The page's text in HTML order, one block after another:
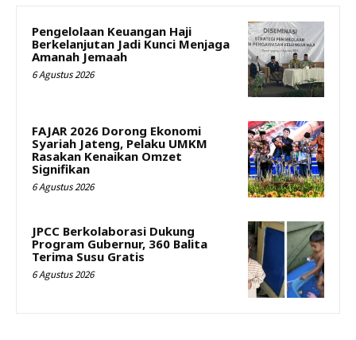
Pengelolaan Keuangan Haji
Berkelanjutan Jadi Kunci Menjaga
Amanah Jemaah
6 Agustus 2026
FAJAR 2026 Dorong Ekonomi
Syariah Jateng, Pelaku UMKM
Rasakan Kenaikan Omzet
Signifikan
6 Agustus 2026
JPCC Berkolaborasi Dukung
Program Gubernur, 360 Balita
Terima Susu Gratis
6 Agustus 2026